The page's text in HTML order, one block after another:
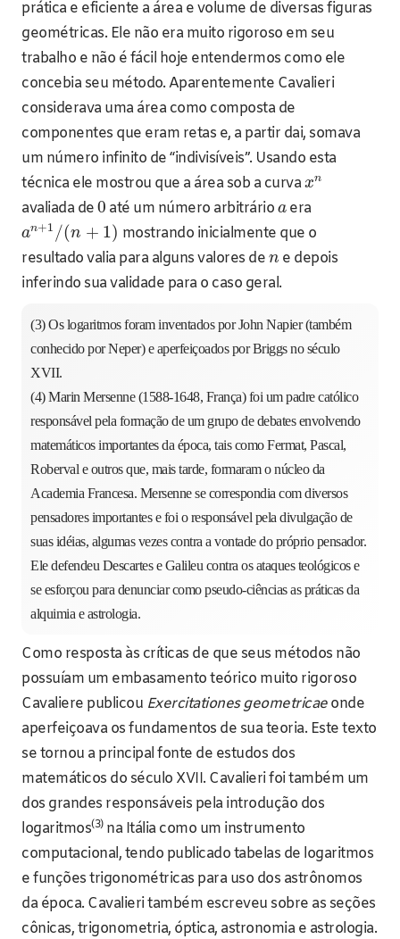
prática e eficiente a área e volume de diversas figuras
geométricas. Ele não era muito rigoroso em seu
trabalho e não é fácil hoje entendermos como ele
concebia seu método. Aparentemente Cavalieri
considerava uma área como composta de
componentes que eram retas e, a partir dai, somava
um número infinito de “indivisíveis”. Usando esta
técnica ele mostrou que a área sob a curvaxn
avaliada de0 até um número arbitrário aera
an+1 /(n + 1) mostrando inicialmente que o
resultado valia para alguns valores de n e depois
inferindo sua validade para o caso geral.
(3) Os logaritmos foram inventados por John Napier (também
conhecido por Neper) e aperfeiçoados por Briggs no século
XVII.
(4) Marin Mersenne (1588-1648, França) foi um padre católico
responsável pela formação de um grupo de debates envolvendo
matemáticos importantes da época, tais como Fermat, Pascal,
Roberval e outros que, mais tarde, formaram o núcleo da
Academia Francesa. Mersenne se correspondia com diversos
pensadores importantes e foi o responsável pela divulgação de
suas idéias, algumas vezes contra a vontade do próprio pensador.
Ele defendeu Descartes e Galileu contra os ataques teológicos e
se esforçou para denunciar como pseudo-ciências as práticas da
alquimia e astrologia.
Como resposta às críticas de que seus métodos não
possuíam um embasamento teórico muito rigoroso
Cavaliere publicou Exercitationes geometricaeonde
aperfeiçoava os fundamentos de sua teoria. Este texto
se tornou a principal fonte de estudos dos
matemáticos do século XVII. Cavalieri foi também um
dos grandes responsáveis pela introdução dos
logaritmos(3)na Itália como um instrumento
computacional, tendo publicado tabelas de logaritmos
e funções trigonométricas para uso dos astrônomos
da época. Cavalieri também escreveu sobre as seções
cônicas, trigonometria, óptica, astronomia e astrologia.